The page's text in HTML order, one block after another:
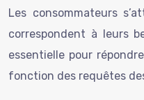
Les consommateurs
correspondent à leurs
essentielle pour
fonction des requêtes